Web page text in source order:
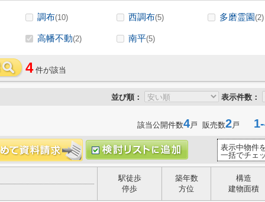
調布(10) 西調布(5) 多磨霊園(2)
高幡不動(2) 南平(5)
4 件が該当
並び順： 表示件数：
該当公開件数4戸 販売数2戸 1-
表示中物件
一括でチェ
駅徒歩
停歩
築年数
方位
構造
建物面積